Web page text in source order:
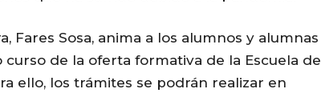
Fares Sosa, anima a los alumnos y alumnas
de la oferta formativa de la Escuela de
ello, los trámites se podrán realizar en